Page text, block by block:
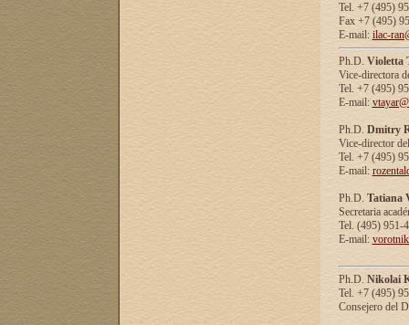
Tel. +7 (495)
Fax +7 (495)
E-mail: ilac-
Ph.D. Violetta
Vice-directora
Tel. +7 (495)
E-mail:
Ph.D. Dmitry
Vice-director
Tel. +7 (495)
E-mail:
Ph.D. Tatiana
Secretaria
Tel. (495) 951-
E-mail:
Ph.D. Nikolai
Tel. +7 (495)
Consejero del